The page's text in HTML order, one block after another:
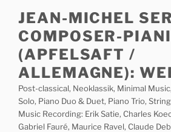
content
JEAN-MICHEL
COMPOSER-
(APFELSAFT /
ALLEMAGNE):
Post-classical, Neoklassik, Minimal
Solo, Piano Duo & Duet, Piano Trio,
Music Recording: Erik Satie, Charles
Gabriel Fauré, Maurice Ravel, Claude